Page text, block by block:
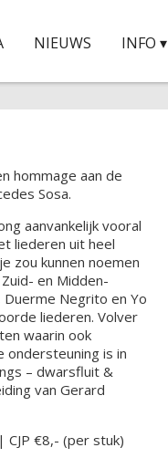
NIEUWS INFO ▾
hommage aan de
Sosa.
aanvankelijk vooral
liederen uit heel
zou kunnen noemen
en Midden-
Duerme Negrito en Yo
liederen. Volver
waarin ook
ondersteuning is in
– dwarsfluit &
van Gerard
€8,- (per stuk)